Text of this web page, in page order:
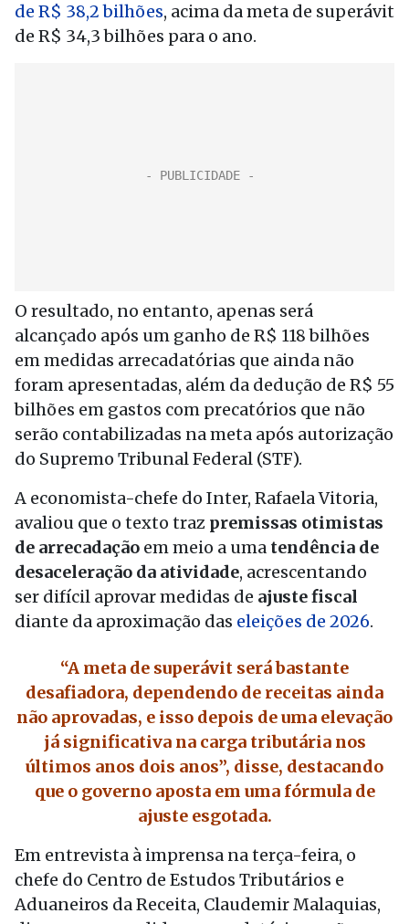
de R$ 38,2 bilhões, acima da meta de superávit
de R$ 34,3 bilhões para o ano.
O resultado, no entanto, apenas será
alcançado após um ganho de R$ 118 bilhões
em medidas arrecadatórias que ainda não
foram apresentadas, além da dedução de R$ 55
bilhões em gastos com precatórios que não
serão contabilizadas na meta após autorização
do Supremo Tribunal Federal (STF).
A economista-chefe do Inter, Rafaela Vitoria,
avaliou que o texto traz premissas otimistas
de arrecadação em meio a uma tendência de
desaceleração da atividade, acrescentando
ser difícil aprovar medidas de ajuste fiscal
diante da aproximação das eleições de 2026.
“A meta de superávit será bastante
desafiadora, dependendo de receitas ainda
não aprovadas, e isso depois de uma elevação
já significativa na carga tributária nos
últimos anos dois anos”, disse, destacando
que o governo aposta em uma fórmula de
ajuste esgotada.
Em entrevista à imprensa na terça-feira, o
chefe do Centro de Estudos Tributários e
Aduaneiros da Receita, Claudemir Malaquias,